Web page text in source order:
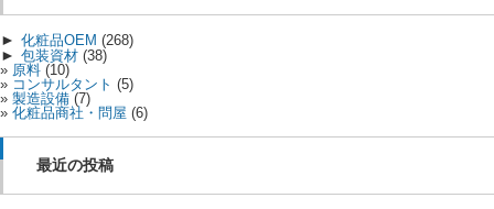
► 化粧品OEM (268)
► 包装資材 (38)
原料 (10)
コンサルタント (5)
製造設備 (7)
化粧品商社・問屋 (6)
最近の投稿